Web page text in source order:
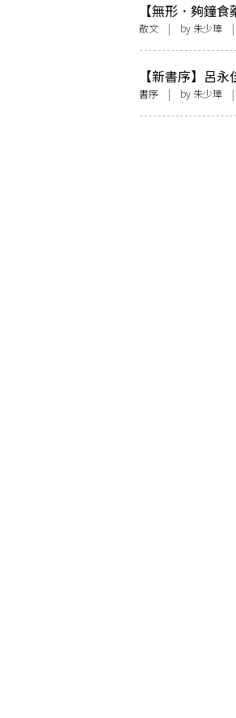
【無形．夠鐘
散文 | by 朱少璋 |
【新書序】呂
衣》：隱藏的狐步
書序 | by 朱少璋 |